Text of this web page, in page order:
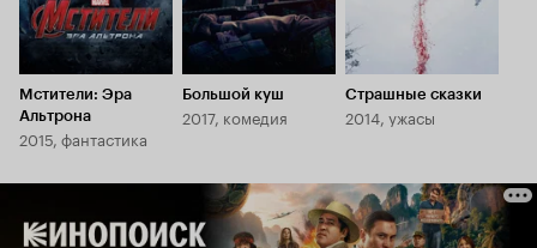
Мстители: Эра
Альтрона
2015, фантастика
Большой куш
2017, комедия
Страшные сказки
2014, ужасы